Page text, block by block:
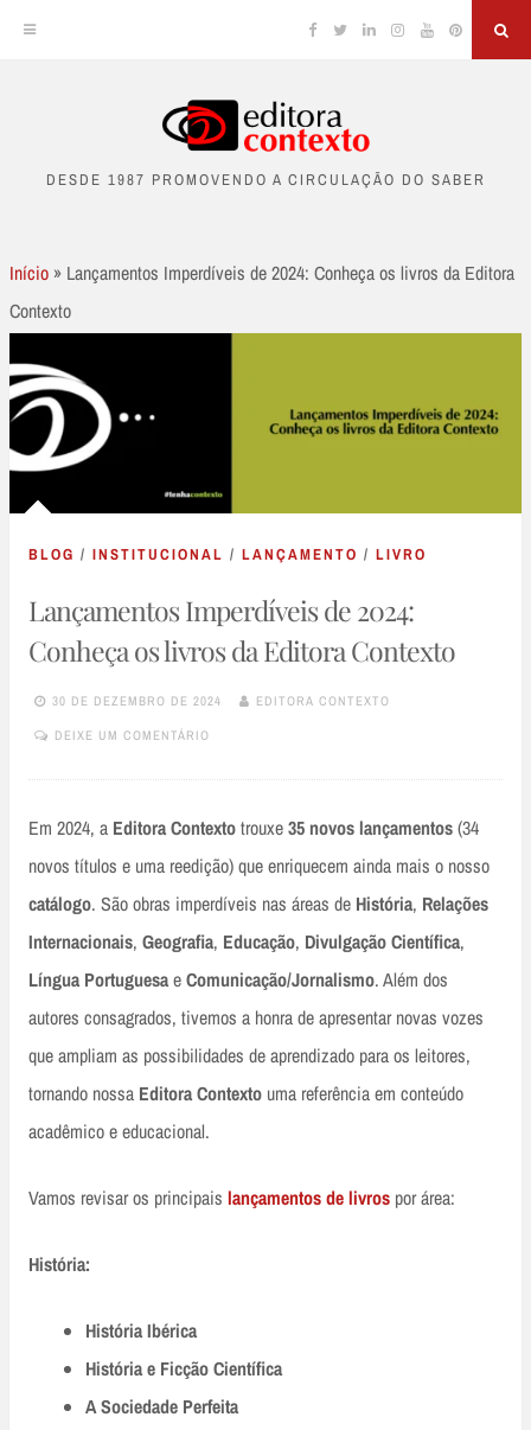
content
Facebook
TwitterLinkedinInstagram
YouTubePinterest
DESDE 1987 PROMOVENDO A CIRCULAÇÃO DO SABER
Início » Lançamentos Imperdíveis de 2024: Conheça os livros da Editora
Contexto
BLOG / INSTITUCIONAL / LANÇAMENTO / LIVRO
Lançamentos Imperdíveis de 2024:
Conheça os livros da Editora Contexto
30 DE DEZEMBRO DE 2024 EDITORA CONTEXTO
DEIXE UM COMENTÁRIO
Em 2024, a Editora Contextotrouxe35 novos lançamentos(34
novos títulos e uma reedição) que enriquecem ainda mais o nosso
catálogo. São obras imperdíveis nas áreas de História, Relações
Internacionais, Geografia, Educação, Divulgação Científica,
Língua PortuguesaeComunicação/Jornalismo. Além dos
autores consagrados, tivemos a honra de apresentar novas vozes
que ampliam as possibilidades de aprendizado para os leitores,
tornando nossa Editora Contexto uma referência em conteúdo
acadêmico e educacional.
Vamos revisar os principais lançamentos de livros por área:
História:
História Ibérica
História e Ficção Científica
A Sociedade Perfeita